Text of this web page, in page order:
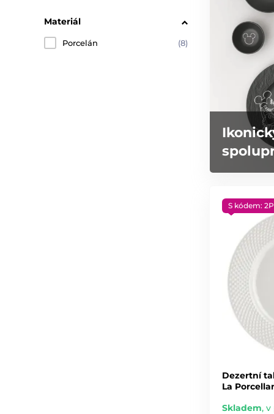
Materiál
Porcelán (8)
S kódem:
Dezertní
La
Skladem, v